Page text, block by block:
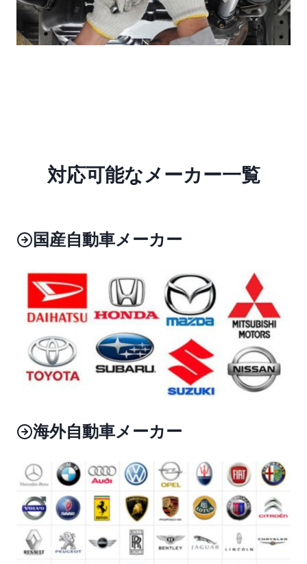
対応可能なメーカー一覧
国産自動車メーカー
海外自動車メーカー